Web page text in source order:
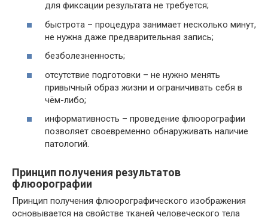
для фиксации результата не требуется;
быстрота – процедура занимает несколько минут,
не нужна даже предварительная запись;
безболезненность;
отсутствие подготовки – не нужно менять
привычный образ жизни и ограничивать себя в
чём-либо;
информативность – проведение флюорографии
позволяет своевременно обнаруживать наличие
патологий.
Принцип получения результатов
флюорографии
Принцип получения флюорографического изображения
основывается на свойстве тканей человеческого тела